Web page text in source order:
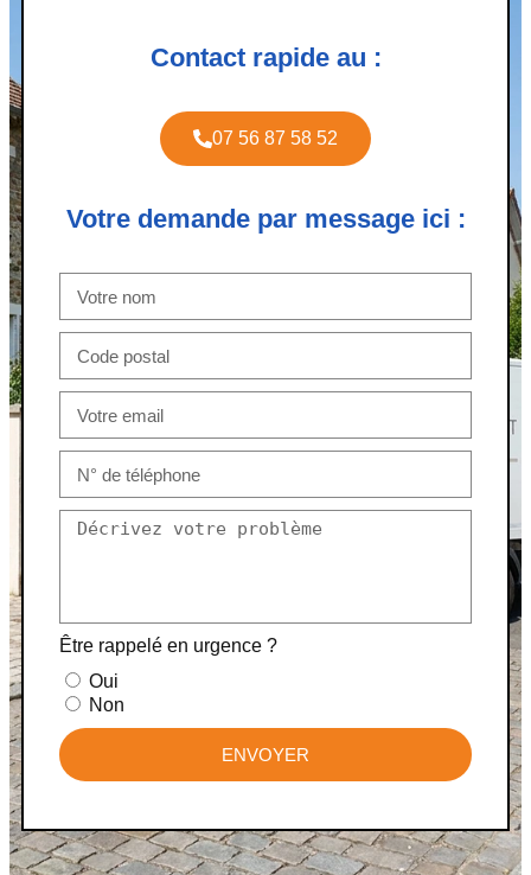
Contact rapide au :
07 56 87 58 52
Votre demande par message ici :
Être rappelé en urgence ?
Oui
Non
ENVOYER